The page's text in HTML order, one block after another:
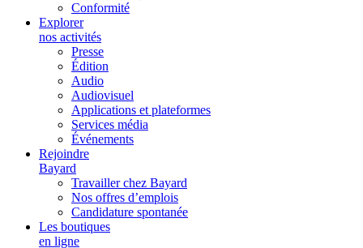
Conformité
Explorer
nos activités
Presse
Édition
Audio
Audiovisuel
Applications et plateformes
Services média
Événements
Rejoindre
Bayard
Travailler chez Bayard
Nos offres d’emplois
Candidature spontanée
Les boutiques
en ligne